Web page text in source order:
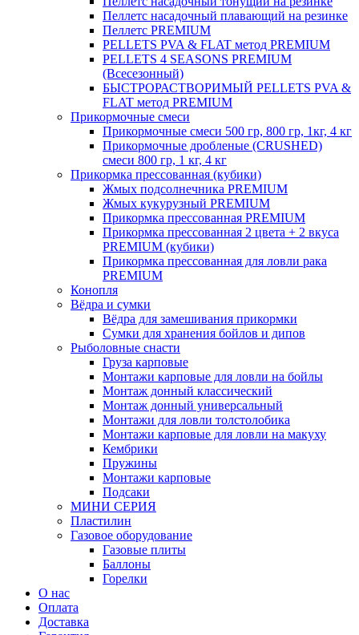
Пеллетс насадочный плавающий на резинке
Пеллетс PREMIUM
PELLETS PVA & FLAT метод PREMIUM
PELLETS 4 SEASONS PREMIUM
(Всесезонный)
БЫСТРОРАСТВОРИМЫЙ PELLETS PVA &
FLAT метод PREMIUM
Прикормочные смеси
Прикормочные смеси 500 гр, 800 гр, 1кг, 4 кг
Прикормочные дробленые (CRUSHED)
смеси 800 гр, 1 кг, 4 кг
Прикормка прессованная (кубики)
Жмых подсолнечника PREMIUM
Жмых кукурузный PREMIUM
Прикормка прессованная PREMIUM
Прикормка прессованная 2 цвета + 2 вкуса
PREMIUM (кубики)
Прикормка прессованная для ловли рака
PREMIUM
Конопля
Вёдра и сумки
Вёдра для замешивания прикормки
Сумки для хранения бойлов и дипов
Рыболовные снасти
Груза карповые
Монтажи карповые для ловли на бойлы
Монтаж донный классический
Монтаж донный универсальный
Монтажи для ловли толстолобика
Монтажи карповые для ловли на макуху
Кембрики
Пружины
Монтажи карповые
Подсаки
МИНИ СЕРИЯ
Пластилин
Газовое оборудование
Газовые плиты
Баллоны
Горелки
О нас
Оплата
Доставка